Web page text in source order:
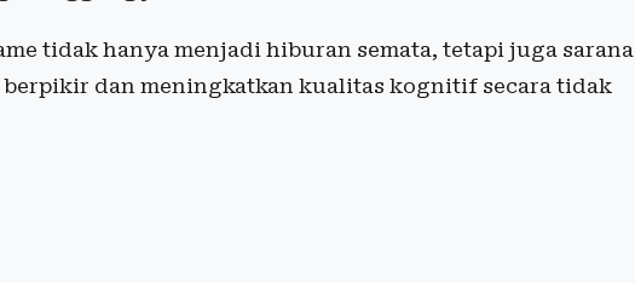
tidak hanya menjadi hiburan semata, tetapi juga sarana
dan meningkatkan kualitas kognitif secara tidak